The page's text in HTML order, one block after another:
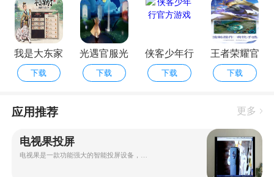
我是大东家
手游官方正
下载
光遇官服光
遇官服
下载
侠客少年行
官方游戏
下载
王者荣耀官
方正版
下载
应用推荐 更多
电视果投屏